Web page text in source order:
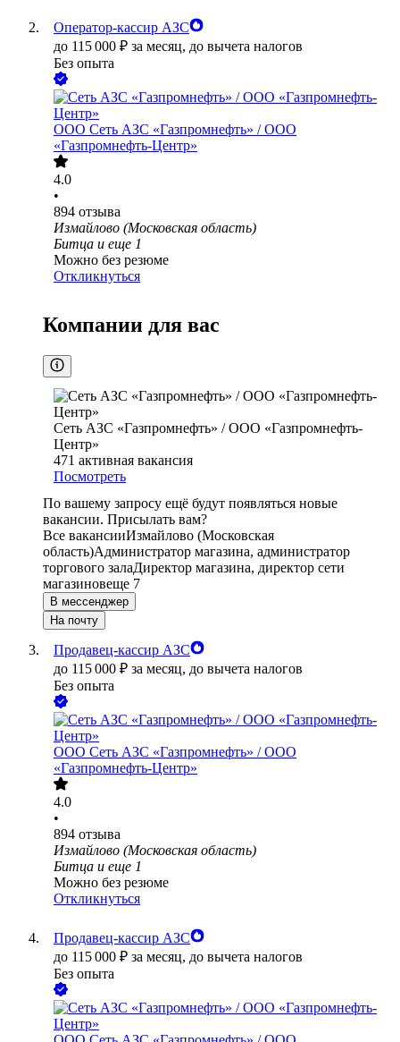
Оператор-кассир АЗС
до 115 000 ₽ за месяц, до вычета налогов
Без опыта
ООО Сеть АЗС «Газпромнефть» / ООО
«Газпромнефть-Центр»
4.0
•
894 отзыва
Измайлово (Московская область)
Битца и еще 1
Можно без резюме
Откликнуться
Компании для вас
Сеть АЗС «Газпромнефть» / ООО «Газпромнефть-
Центр»
471 активная вакансия
Посмотреть
По вашему запросу ещё будут появляться новые
вакансии. Присылать вам?
Все вакансииИзмайлово (Московская
область)Администратор магазина, администратор
торгового залаДиректор магазина, директор сети
магазиновеще 7
В мессенджер
На почту
Продавец-кассир АЗС
до 115 000 ₽ за месяц, до вычета налогов
Без опыта
ООО Сеть АЗС «Газпромнефть» / ООО
«Газпромнефть-Центр»
4.0
•
894 отзыва
Измайлово (Московская область)
Битца и еще 1
Можно без резюме
Откликнуться
Продавец-кассир АЗС
до 115 000 ₽ за месяц, до вычета налогов
Без опыта